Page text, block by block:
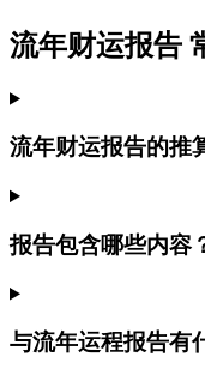
流年财运报告
流年财运报告的推
报告包含哪些内容
与流年运程报告有